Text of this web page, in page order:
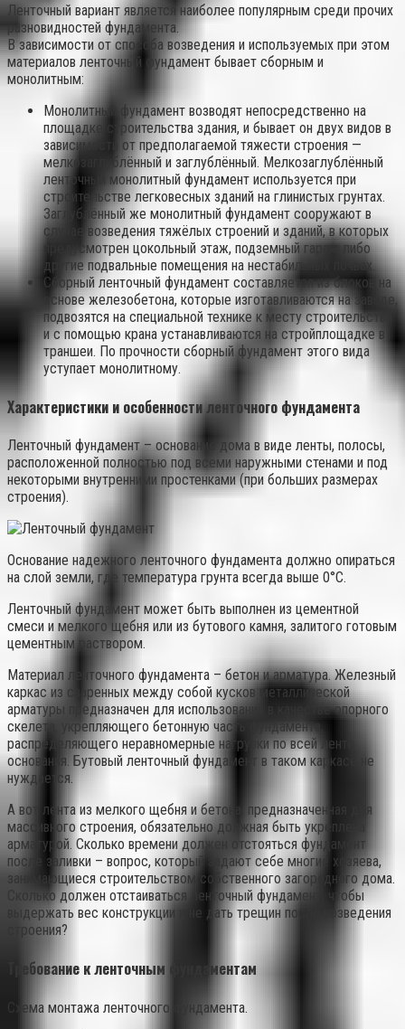
Ленточный вариант является наиболее популярным среди прочих
разновидностей фундамента.
В зависимости от способа возведения и используемых при этом
материалов ленточный фундамент бывает сборным и
монолитным:
Монолитный фундамент возводят непосредственно на
площадке строительства здания, и бывает он двух видов в
зависимости от предполагаемой тяжести строения —
мелкозаглублённый и заглублённый. Мелкозаглублённый
ленточный монолитный фундамент используется при
строительстве легковесных зданий на глинистых грунтах.
Заглублённый же монолитный фундамент сооружают в
случае возведения тяжёлых строений и зданий, в которых
предусмотрен цокольный этаж, подземный гараж либо
другие подвальные помещения на нестабильных почвах.
Сборный ленточный фундамент составляется из блоков на
основе железобетона, которые изготавливаются на заводе,
подвозятся на специальной технике к месту строительства
и с помощью крана устанавливаются на стройплощадке в
траншеи. По прочности сборный фундамент этого вида
уступает монолитному.
Характеристики и особенности ленточного фундамента
Ленточный фундамент – основание дома в виде ленты, полосы,
расположенной полностью под всеми наружными стенами и под
некоторыми внутренними простенками (при больших размерах
строения).
Основание надежного ленточного фундамента должно опираться
на слой земли, где температура грунта всегда выше 0°C.
Ленточный фундамент может быть выполнен из цементной
смеси и мелкого щебня или из бутового камня, залитого готовым
цементным раствором.
Материал ленточного фундамента – бетон и арматура. Железный
каркас из сваренных между собой кусков металлической
арматуры предназначен для использования в качестве опорного
скелета, укрепляющего бетонную часть фундамента,
распределяющего неравномерные нагрузки по всей ленте
основания. Бутовый ленточный фундамент в таком каркасе не
нуждается.
А вот лента из мелкого щебня и бетона, предназначенная для
массивного строения, обязательно должная быть укреплена
арматурой. Сколько времени должен отстояться фундамент
после заливки – вопрос, который задают себе многие хозяева,
занимающиеся строительством собственного загородного дома.
Сколько должен отстаиваться ленточный фундамент, чтобы
выдержать вес конструкции и не дать трещин после возведения
строения?
Требование к ленточным фундаментам
Схема монтажа ленточного фундамента.